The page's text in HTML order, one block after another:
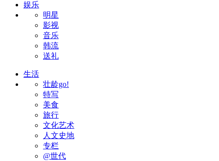
娱乐
明星
影视
音乐
韩流
送礼
生活
壮龄go!
特写
美食
旅行
文化艺术
人文史地
专栏
@世代